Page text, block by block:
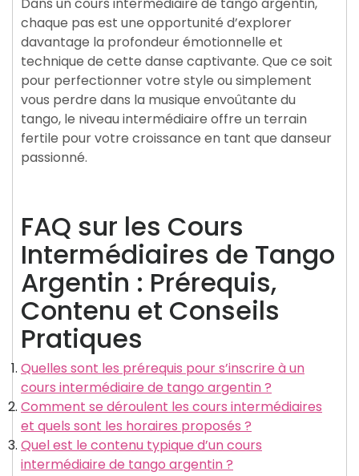
chaque pas est une opportunité d’explorer
davantage la profondeur émotionnelle et
technique de cette danse captivante. Que ce soit
pour perfectionner votre style ou simplement
vous perdre dans la musique envoûtante du
tango, le niveau intermédiaire offre un terrain
fertile pour votre croissance en tant que danseur
passionné.
FAQ sur les Cours
Intermédiaires de Tango
Argentin : Prérequis,
Contenu et Conseils
Pratiques
Quelles sont les prérequis pour s’inscrire à un
cours intermédiaire de tango argentin ?
Comment se déroulent les cours intermédiaires
et quels sont les horaires proposés ?
Quel est le contenu typique d’un cours
intermédiaire de tango argentin ?